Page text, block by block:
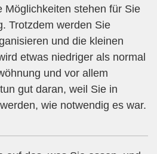
Möglichkeiten stehen für Sie
Trotzdem werden Sie
und die kleinen
etwas niedriger als normal
und vor allem
gut daran, weil Sie in
wie notwendig es war.